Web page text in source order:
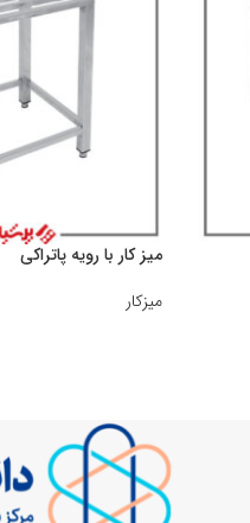
میز کار با رویه پاتراکی
میزکار